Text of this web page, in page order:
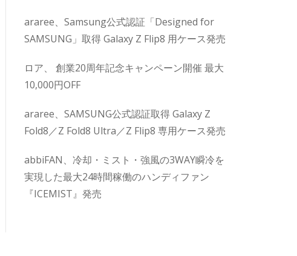
araree、Samsung公式認証「Designed for
SAMSUNG」取得 Galaxy Z Flip8 用ケース発売
ロア、 創業20周年記念キャンペーン開催 最大
10,000円OFF
araree、SAMSUNG公式認証取得 Galaxy Z
Fold8／Z Fold8 Ultra／Z Flip8 専用ケース発売
abbiFAN、冷却・ミスト・強風の3WAY瞬冷を
実現した最大24時間稼働のハンディファン
『ICEMIST』発売